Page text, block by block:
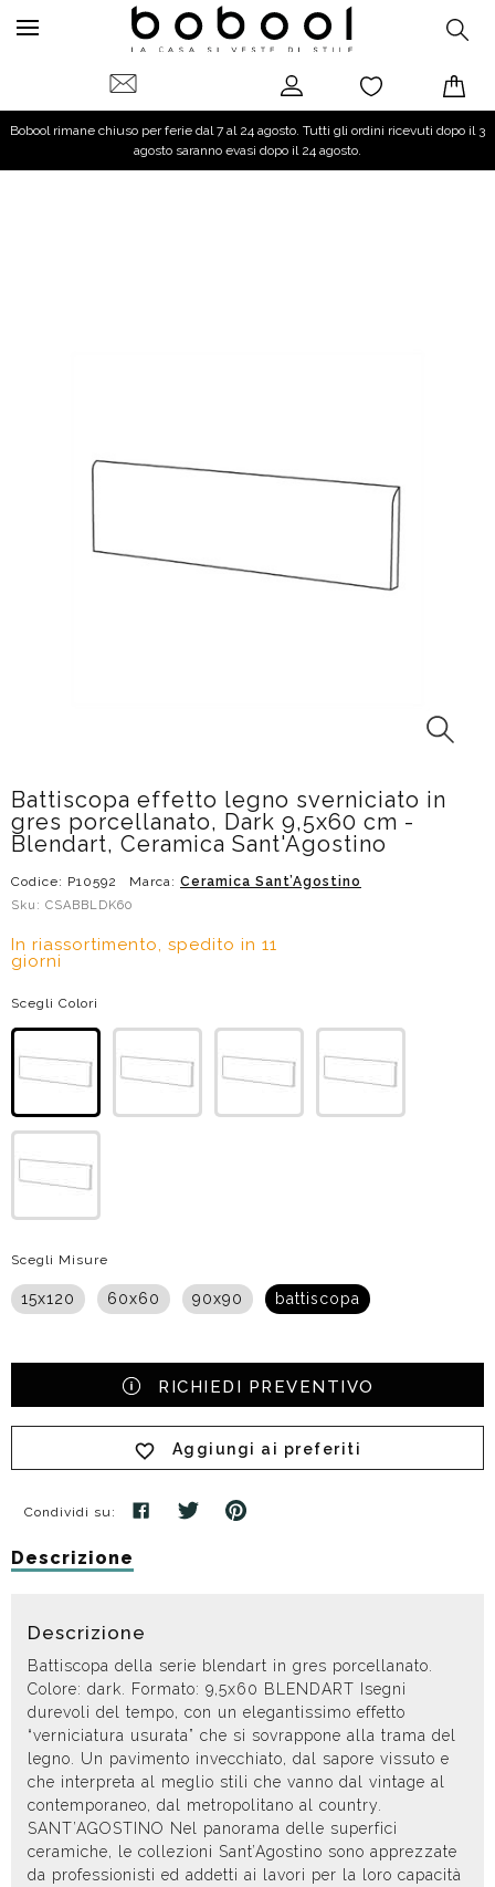
Bobool rimane chiuso per ferie dal 7 al 24 agosto. Tutti gli ordini ricevuti dopo il 3
agosto saranno evasi dopo il 24 agosto.
Battiscopa effetto legno sverniciato in
gres porcellanato, Dark 9,5x60 cm -
Blendart, Ceramica Sant'Agostino
Codice: P10592 Marca: Ceramica Sant’Agostino
Sku: CSABBLDK60
In riassortimento, spedito in 11
giorni
Scegli Colori
Scegli Misure
15x120 60x60 90x90 battiscopa
RICHIEDI PREVENTIVO
Aggiungi ai preferiti
Condividi su:
Descrizione
Descrizione
Battiscopa della serie blendart in gres porcellanato.
Colore: dark. Formato: 9,5x60 BLENDART Isegni
durevoli del tempo, con un elegantissimo effetto
“verniciatura usurata” che si sovrappone alla trama del
legno. Un pavimento invecchiato, dal sapore vissuto e
che interpreta al meglio stili che vanno dal vintage al
contemporaneo, dal metropolitano al country.
SANT’AGOSTINO Nel panorama delle superfici
ceramiche, le collezioni Sant’Agostino sono apprezzate
da professionisti ed addetti ai lavori per la loro capacità